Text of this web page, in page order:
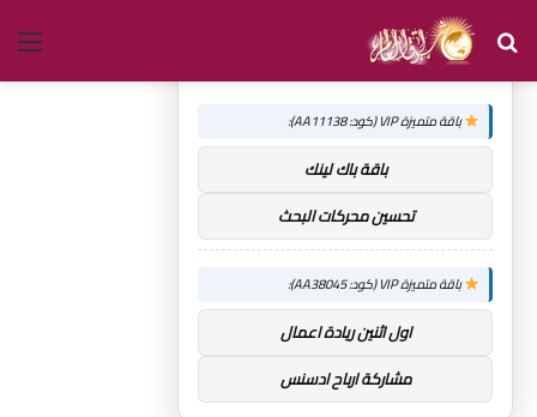
بحث
عن
توصيات :
باقة متميزة VIP (كود: AA11138):
باقة باك لينك
تحسين محركات البحث
باقة متميزة VIP (كود: AA38045):
اول اثنين ريادة اعمال
مشاركة ارباح ادسنس